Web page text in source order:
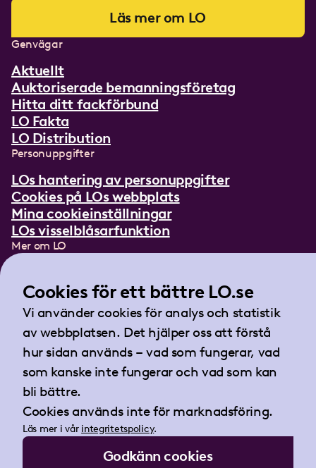
Läs mer om LO
Genvägar
Aktuellt
Auktoriserade bemanningsföretag
Hitta ditt fackförbund
LO Fakta
LO Distribution
Personuppgifter
LOs hantering av personuppgifter
Cookies på LOs webbplats
Mina cookieinställningar
LOs visselblåsarfunktion
Mer om LO
Lättläst om LO
Teckenspråksfilm
Tidningen Arbetet
Landsorganisationen i Sverige
Barnhusgatan 18
105 53 Stockholm
Tel:08-796 25 00
Fax:08-796 25 17
E-post:info@lo.se
Org.nr 802001-9769
Cookies för ett bättre LO.se
Vi använder cookies för analys och statistik
av webbplatsen. Det hjälper oss att förstå
hur sidan används – vad som fungerar, vad
som kanske inte fungerar och vad som kan
bli bättre.
Cookies används inte för marknadsföring.
Läs mer i vår integritetspolicy.
Godkänn cookies